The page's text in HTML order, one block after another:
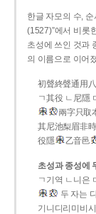
한글 자모의 수,
(1527)”에서 비롯
초성에 쓰인 것과
의 이름으로 이어
初聲終聲通用
ㄱ其役 ㄴ尼隱
兩字只取
其尼池梨眉非
役隱
乙音邑
초성과 종성에
ㄱ기역 ㄴ니은
두 자는
기니디리미비시